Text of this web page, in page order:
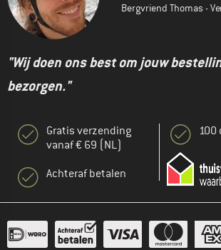
Bergvriend Thomas -
"Wij doen ons best om jouw
bezorgen."
Gratis verzending
vanaf € 69 (NL)
Achteraf betalen
100